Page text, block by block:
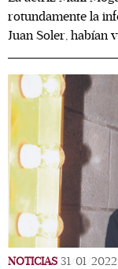
rotundamente la
Juan Soler, habían
NOTICIAS 31/01/2022